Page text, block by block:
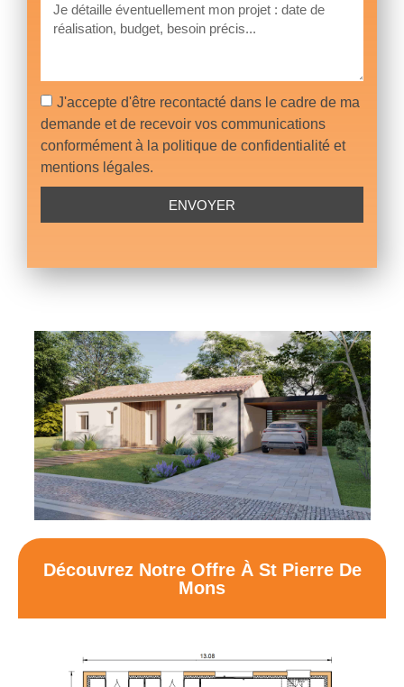
J'accepte d'être recontacté dans le cadre de ma
demande et de recevoir vos communications
conformément à la politique de confidentialité et
mentions légales.
ENVOYER
Découvrez Notre Offre À St Pierre De
Mons